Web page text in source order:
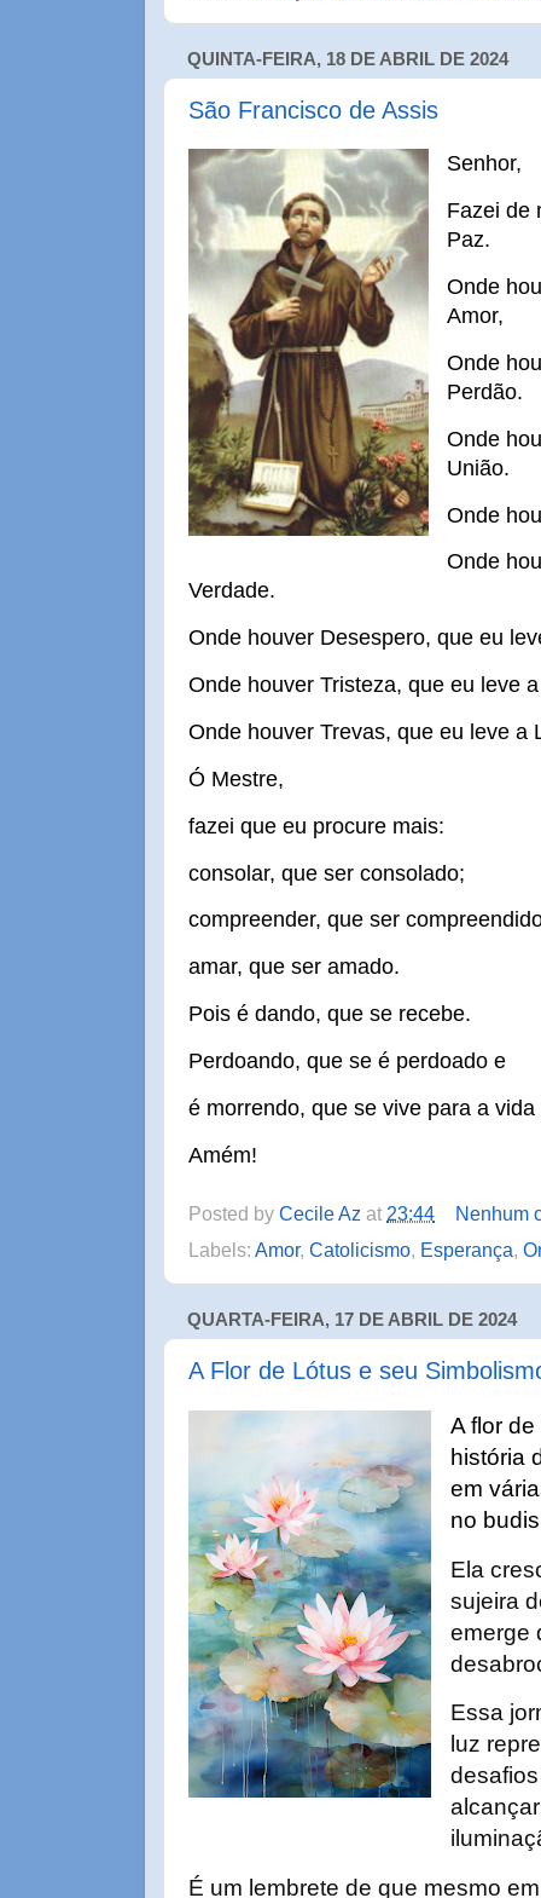
QUINTA-FEIRA, 18 DE ABRIL DE 2024
São Francisco de Assis
Senhor,
Fazei de
Paz.
Onde
Amor,
Onde
Perdão.
Onde
União.
Onde
Onde
Verdade.
Onde houver Desespero, que eu
Onde houver Tristeza, que eu leve
Onde houver Trevas, que eu leve a
Ó Mestre,
fazei que eu procure mais:
consolar, que ser consolado;
compreender, que ser
amar, que ser amado.
Pois é dando, que se recebe.
Perdoando, que se é perdoado e
é morrendo, que se vive para a vida
Amém!
Posted by Cecile Az at 23:44
Nenhum
Labels: Amor, Catolicismo, Esperança,
QUARTA-FEIRA, 17 DE ABRIL DE 2024
A Flor de Lótus e seu
A flor
história
em
no
Ela
sujeira
emerge
Essa
luz
É um lembrete de que mesmo